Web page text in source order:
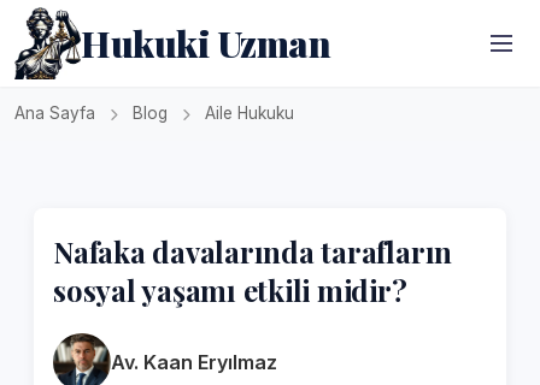
Hukuki Uzman
Ana Sayfa Blog Aile Hukuku
Nafaka davalarında tarafların
sosyal yaşamı etkili midir?
Av. Kaan Eryılmaz